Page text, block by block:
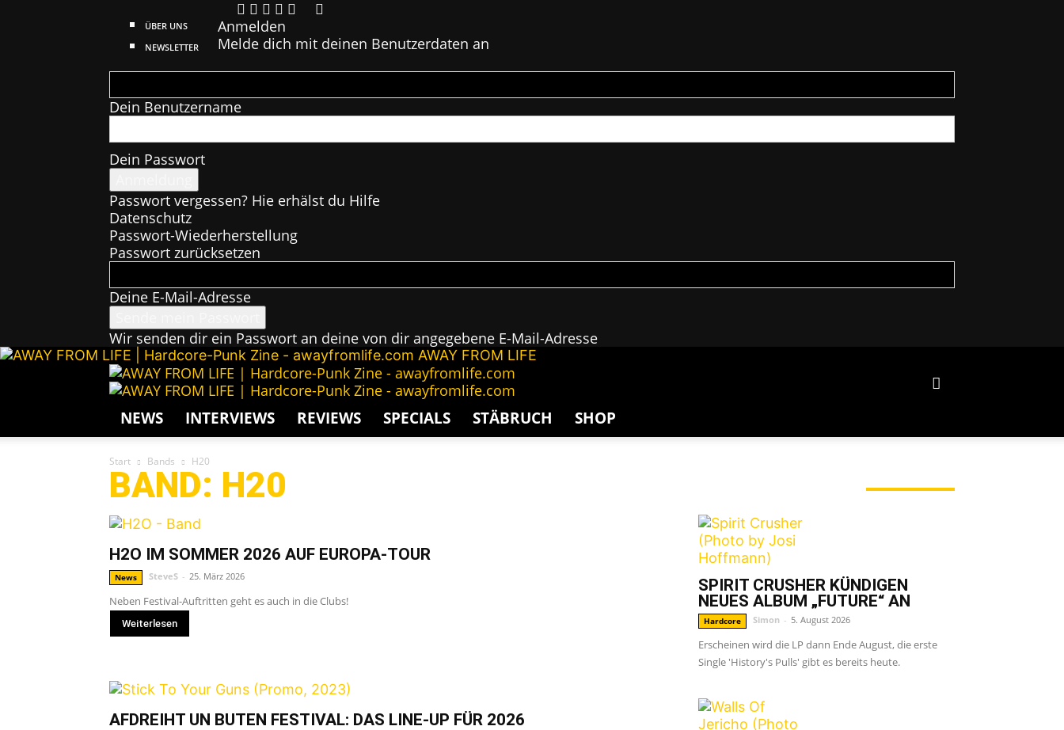
ÜBER UNS
NEWSLETTER
Anmelden
Melde dich mit deinen Benutzerdaten an
Dein Benutzername
Dein Passwort
Passwort vergessen? Hie erhälst du Hilfe
Datenschutz
Passwort-Wiederherstellung
Passwort zurücksetzen
Deine E-Mail-Adresse
Wir senden dir ein Passwort an deine von dir angegebene E-Mail-Adresse
AWAY FROM LIFE
NEWS INTERVIEWS REVIEWS SPECIALS STÄBRUCH SHOP
Start Bands H20
BAND: H20
H2O IM SOMMER 2026 AUF EUROPA-TOUR
News SteveS - 25. März 2026
Neben Festival-Auftritten geht es auch in die Clubs!
Weiterlesen
AFDREIHT UN BUTEN FESTIVAL: DAS LINE-UP FÜR 2026
SPIRIT CRUSHER KÜNDIGEN
NEUES ALBUM „FUTURE“ AN
Hardcore Simon - 5. August 2026
Erscheinen wird die LP dann Ende August, die erste
Single 'History's Pulls' gibt es bereits heute.